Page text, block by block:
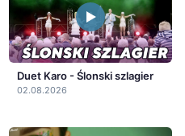
Duet Karo - Ślonski szlagier
02.08.2026